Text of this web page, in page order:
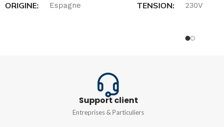
ORIGINE Espagne TENSION 230V
COURANT NOMINAL
Support client
Entreprises & Particuliers